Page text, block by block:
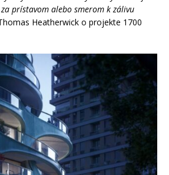
prístavom alebo smerom k zálivu
Heatherwick o projekte 1700